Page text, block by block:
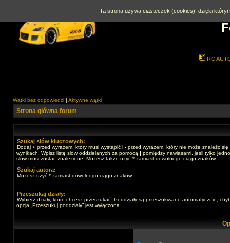
RC
Wątki bez odpowiedzi | Aktywne wątki
Strona główna forum
Szukaj słów kluczowych:
Dodaj + przed wyrazem, który musi wystąpić i - przed wyrazem, który nie może znaleźć się
wynikach. Wpisz listę słów oddzielanych za pomocą | pomiędzy nawiasami, jeśli tylko
słów musi zostać znalezione. Możesz także użyć * zamiast dowolnego ciągu znaków.
Szukaj autora:
Możesz użyć * zamiast dowolnego ciągu znaków.
Przeszukaj działy:
Wybierz działy, które chcesz przeszukać. Poddziały są przeszukiwane automatycznie,
opcja „Przeszukuj poddziały” jest wyłączona.
Ta strona używa ciasteczek (cookies), dzięki